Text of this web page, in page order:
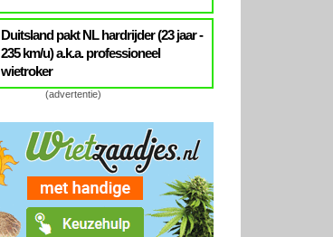
Duitsland pakt NL hardrijder (23 jaar -
235 km/u) a.k.a. professioneel
wietroker
(advertentie)